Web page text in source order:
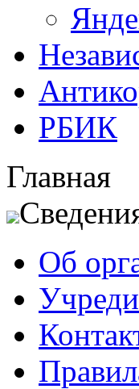
РБИК
Главная
Об